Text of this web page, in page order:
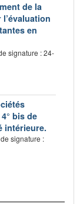
de la
en
signature : 24-
bis de
intérieure.
signature :